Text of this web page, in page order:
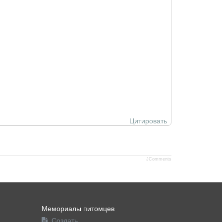
Цитировать
JComments
Мемориалы питомцев
Создать